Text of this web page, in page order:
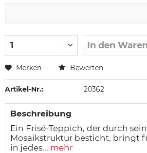
In den
Merken Bewerten
Artikel-Nr.: 20362
Beschreibung
Ein Frisé-Teppich, der durch
Mosaikstruktur besticht, bringt
in jedes... mehr